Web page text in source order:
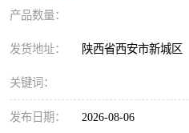
产品数量：
发货地址： 陕西省西安市新城区
关键词：
发布日期： 2026-08-06